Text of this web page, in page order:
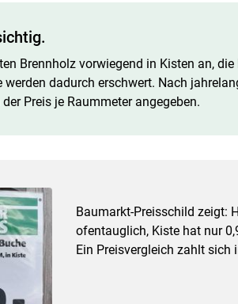
Brennholz vorwiegend in Kisten an,
werden dadurch erschwert. Nach
Preis je Raummeter angegeben.
Baumarkt-Preisschild zeigt:
ofentauglich, Kiste hat nur
Ein Preisvergleich zahlt sich